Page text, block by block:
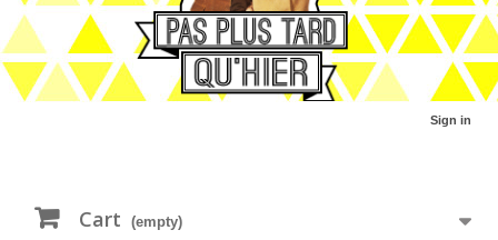
Sign in
Cart (empty)